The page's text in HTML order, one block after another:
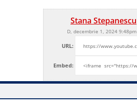
Stana Stepanescu
D, decembrie 1, 2024 9:48pm
URL:
Embed: